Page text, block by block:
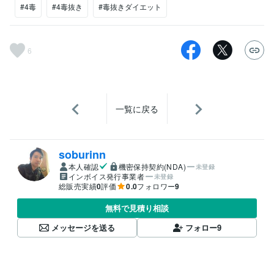
#4毒 #4毒抜き #毒抜きダイエット
6
一覧に戻る
soburinn
本人確認 機密保持契約(NDA) 未登録
インボイス発行事業者 未登録
総販売実績0評価 0.0フォロワー9
無料で見積り相談
メッセージを送る
フォロー9